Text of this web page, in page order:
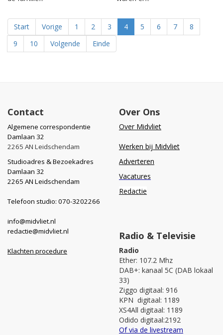
Start Vorige 1 2 3 4 5 6 7
8
9
10 Volgende Einde
Contact
Algemene correspondentie
Damlaan 32
2265 AN Leidschendam
Studioadres & Bezoekadres
Damlaan 32
2265 AN Leidschendam
Telefoon studio: 070-3202266
info@midvliet.nl
redactie@midvliet.nl
Klachten procedure
Over Ons
Over Midvliet
Werken bij Midvliet
Adverteren
Vacatures
Redactie
Radio & Televisie
Radio
Ether: 107.2 Mhz
DAB+: kanaal 5C (DAB lokaal
33)
Ziggo digitaal: 916
KPN digitaal: 1189
XS4All digitaal: 1189
Odido digitaal:2192
Of via de livestream